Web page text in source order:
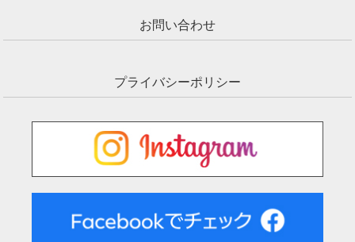
お問い合わせ
プライバシーポリシー